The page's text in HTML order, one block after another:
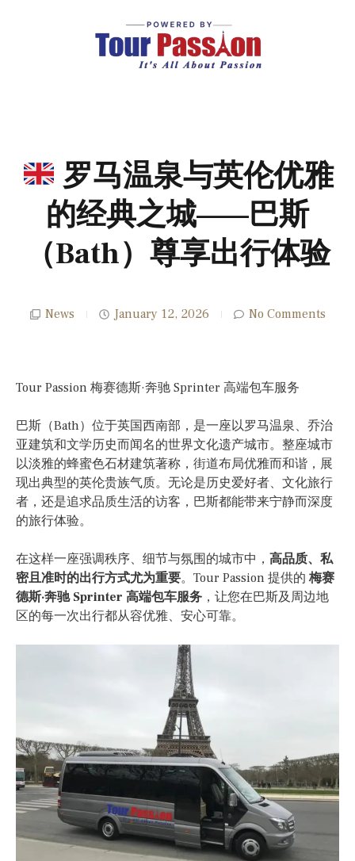
罗马温泉与英伦优雅
的经典之城——巴斯
（Bath）尊享出行体验
News January 12, 2026 No Comments
Tour Passion 梅赛德斯·奔驰 Sprinter 高端包车服务
巴斯（Bath）位于英国西南部，是一座以罗马温泉、乔治
亚建筑和文学历史而闻名的世界文化遗产城市。整座城市
以淡雅的蜂蜜色石材建筑著称，街道布局优雅而和谐，展
现出典型的英伦贵族气质。无论是历史爱好者、文化旅行
者，还是追求品质生活的访客，巴斯都能带来宁静而深度
的旅行体验。
在这样一座强调秩序、细节与氛围的城市中， 高品质、私
密且准时的出行方式尤为重要。Tour Passion 提供的 梅赛
德斯·奔驰 Sprinter 高端包车服务 ，让您在巴斯及周边地
区的每一次出行都从容优雅、安心可靠。